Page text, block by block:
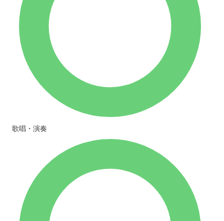
歌唱・演奏